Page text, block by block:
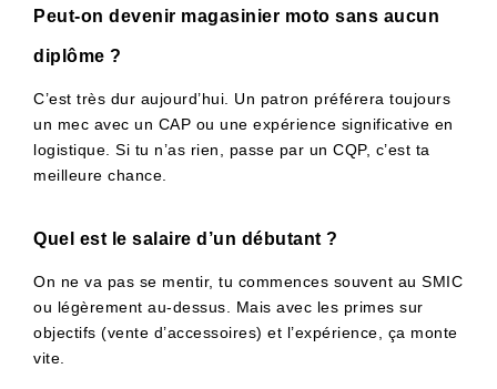
Peut-on devenir magasinier moto sans aucun
diplôme ?
C’est très dur aujourd’hui. Un patron préférera toujours
un mec avec un CAP ou une expérience significative en
logistique. Si tu n’as rien, passe par un CQP, c’est ta
meilleure chance.
Quel est le salaire d’un débutant ?
On ne va pas se mentir, tu commences souvent au SMIC
ou légèrement au-dessus. Mais avec les primes sur
objectifs (vente d’accessoires) et l’expérience, ça monte
vite.